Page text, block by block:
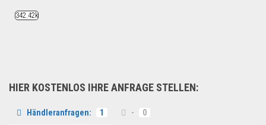
TV Fernsehen 22 Zoll AEG CT...
HIER KOSTENLOS IHRE ANFRAGE STELLEN:
Händleranfragen: 1 - 0
342.42k